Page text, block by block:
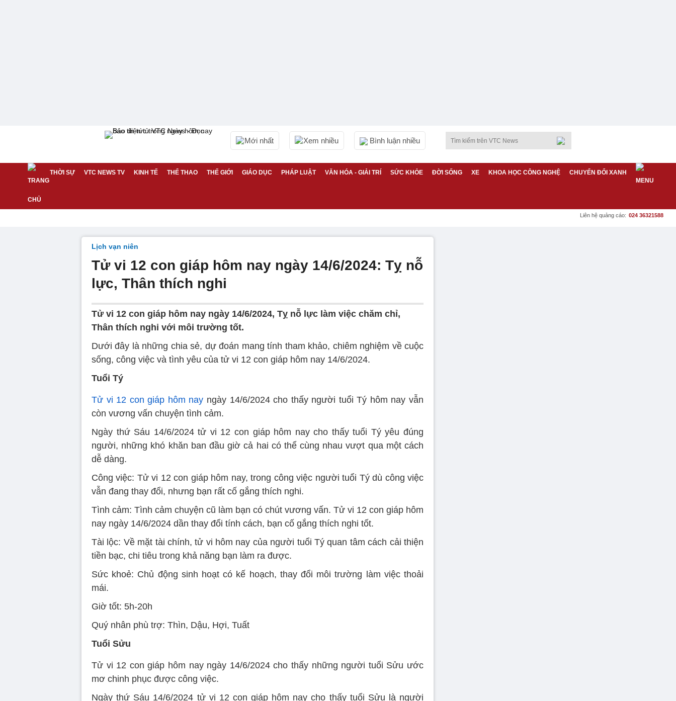
Mới nhất Xem nhiều Bình luận nhiều
THỜI SỰ VTC NEWS TV KINH TẾ THỂ THAO THẾ GIỚI GIÁO DỤC PHÁP LUẬT VĂN HÓA - GIẢI TRÍ SỨC KHỎE ĐỜI SỐNG XE KHOA HỌC CÔNG NGHỆ CHUYỂN ĐỔI XANH
Liên hệ quảng cáo: 024 36321588
Lịch vạn niên
Tử vi 12 con giáp hôm nay ngày 14/6/2024: Tỵ nỗ
lực, Thân thích nghi
Tử vi 12 con giáp hôm nay ngày 14/6/2024, Tỵ nỗ lực làm việc chăm chỉ,
Thân thích nghi với môi trường tốt.
Dưới đây là những chia sẻ, dự đoán mang tính tham khảo, chiêm nghiệm về cuộc
sống, công việc và tình yêu của tử vi 12 con giáp hôm nay 14/6/2024.
Tuổi Tý
Tử vi 12 con giáp hôm nay ngày 14/6/2024 cho thấy người tuổi Tý hôm nay vẫn
còn vương vấn chuyện tình cảm.
Ngày thứ Sáu 14/6/2024 tử vi 12 con giáp hôm nay cho thấy tuổi Tý yêu đúng
người, những khó khăn ban đầu giờ cả hai có thể cùng nhau vượt qua một cách
dễ dàng.
Công việc: Tử vi 12 con giáp hôm nay, trong công việc người tuổi Tý dù công việc
vẫn đang thay đổi, nhưng bạn rất cố gắng thích nghi.
Tình cảm: Tình cảm chuyện cũ làm bạn có chút vương vấn. Tử vi 12 con giáp hôm
nay ngày 14/6/2024 dần thay đổi tính cách, bạn cố gắng thích nghi tốt.
Tài lộc: Về mặt tài chính, tử vi hôm nay của người tuổi Tý quan tâm cách cải thiện
tiền bạc, chi tiêu trong khả năng bạn làm ra được.
Sức khoẻ: Chủ động sinh hoạt có kế hoạch, thay đổi môi trường làm việc thoải
mái.
Giờ tốt: 5h-20h
Quý nhân phù trợ: Thìn, Dậu, Hợi, Tuất
Tuổi Sửu
Tử vi 12 con giáp hôm nay ngày 14/6/2024 cho thấy những người tuổi Sửu ước
mơ chinh phục được công việc.
Ngày thứ Sáu 14/6/2024 tử vi 12 con giáp hôm nay cho thấy tuổi Sửu là người